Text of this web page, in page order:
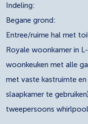
Indeling:
Begane grond:
Entree/ruime hal met
Royale woonkamer in
woonkeuken met alle
met vaste kastruimte
slaapkamer te
tweepersoons